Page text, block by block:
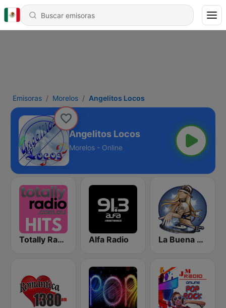
Emisoras Morelos Angelitos Locos
Angelitos Locos
Morelos - Online
Totally Radio Hits Alfa Radio La Buena Musica